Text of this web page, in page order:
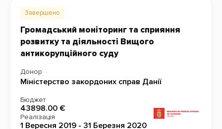
Завершено
Громадський моніторинг та сприяння
розвитку та діяльності Вищого
антикорупційного суду
Донор
Міністерство закордоних справ Данії
Бюджет
43898.00 €
Реалізація
1 Вересня 2019 - 31 Березня 2020